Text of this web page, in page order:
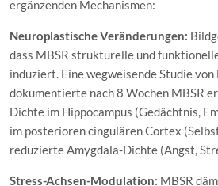
ergänzenden Mechanismen:
Neuroplastische Veränderungen:
dass MBSR strukturelle und
induziert. Eine wegweisende Studie
dokumentierte nach 8 Wochen MBSR
Dichte im Hippocampus (Gedächtnis,
im posterioren cingulären Cortex
reduzierte Amygdala-Dichte (Angst,
Stress-Achsen-Modulation: MBSR